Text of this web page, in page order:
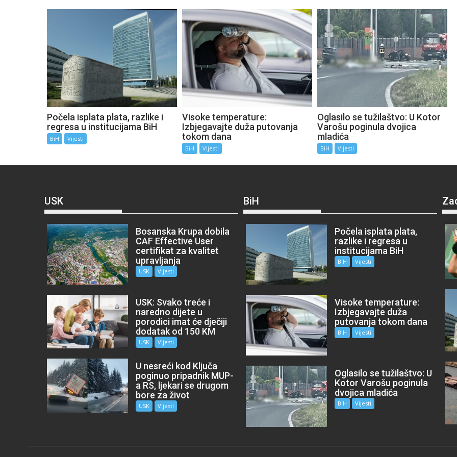
Počela isplata plata, razlike i
regresa u institucijama BiH
BiH Vijesti
Visoke temperature:
Izbjegavajte duža putovanja
tokom dana
BiH Vijesti
Oglasilo se tužilaštvo: U Kotor
Varošu poginula dvojica
mladića
BiH Vijesti
USK
Bosanska Krupa dobila
CAF Effective User
certifikat za kvalitet
upravljanja
USK Vijesti
USK: Svako treće i
naredno dijete u
porodici imat će dječiji
dodatak od 150 KM
USK Vijesti
U nesreći kod Ključa
poginuo pripadnik MUP-
a RS, ljekari se drugom
bore za život
USK Vijesti
BiH
Počela isplata plata,
razlike i regresa u
institucijama BiH
BiH Vijesti
Visoke temperature:
Izbjegavajte duža
putovanja tokom dana
BiH Vijesti
Oglasilo se tužilaštvo: U
Kotor Varošu poginula
dvojica mladića
BiH Vijesti